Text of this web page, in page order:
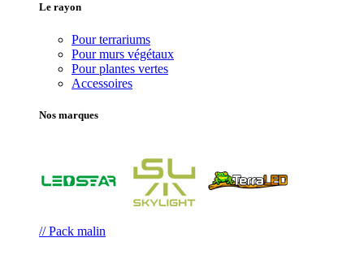
Le rayon
Pour terrariums
Pour murs végétaux
Pour plantes vertes
Accessoires
Nos marques
// Pack malin